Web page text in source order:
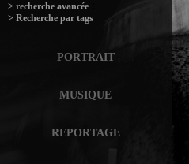
> recherche avancée
> Recherche par tags
PORTRAIT
MUSIQUE
REPORTAGE